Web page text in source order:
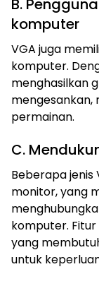
B.
komputer
VGA juga
komputer.
menghasilkan
mengesankan,
permainan.
C.
Beberapa
monitor, yang
komputer.
yang
untuk